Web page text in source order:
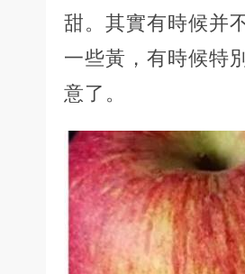
甜。其實有時候并
一些黃，有時候特
意了。